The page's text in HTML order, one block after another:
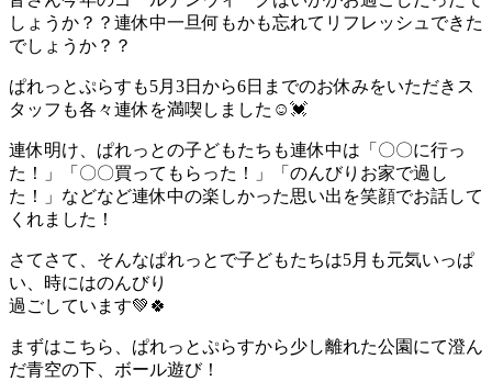
しょうか？？連休中一旦何もかも忘れてリフレッシュできた
でしょうか？？
ぱれっとぷらすも5月3日から6日までのお休みをいただきス
タッフも各々連休を満喫しました☺💓
連休明け、ぱれっとの子どもたちも連休中は「〇〇に行っ
た！」「〇〇買ってもらった！」「のんびりお家で過し
た！」などなど連休中の楽しかった思い出を笑顔でお話して
くれました！
さてさて、そんなぱれっとで子どもたちは5月も元気いっぱ
い、時にはのんびり
過ごしています💚🍀
まずはこちら、ぱれっとぷらすから少し離れた公園にて澄ん
だ青空の下、ボール遊び！